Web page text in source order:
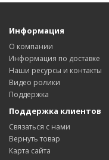
Информация
О компании
Информация по доставке
Наши ресурсы и контакты
Видео ролики
Поддержка
Поддержка клиентов
Связаться с нами
Вернуть товар
Карта сайта